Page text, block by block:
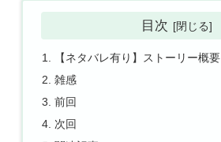
目次
【ネタバレ有り】ストーリー概要
雑感
前回
次回